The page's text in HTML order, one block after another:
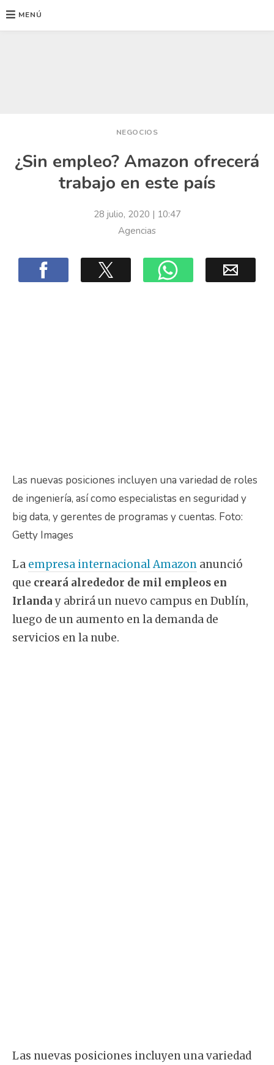
MENÚ
NEGOCIOS
¿Sin empleo? Amazon ofrecerá
trabajo en este país
28 julio, 2020 | 10:47
Agencias
Las nuevas posiciones incluyen una variedad de roles
de ingeniería, así como especialistas en seguridad y
big data, y gerentes de programas y cuentas. Foto:
Getty Images
La empresa internacional Amazon anunció
que creará alrededor de mil empleos en
Irlanday abrirá un nuevo campus en Dublín,
luego de un aumento en la demanda de
servicios en la nube.
Las nuevas posiciones incluyen una variedad